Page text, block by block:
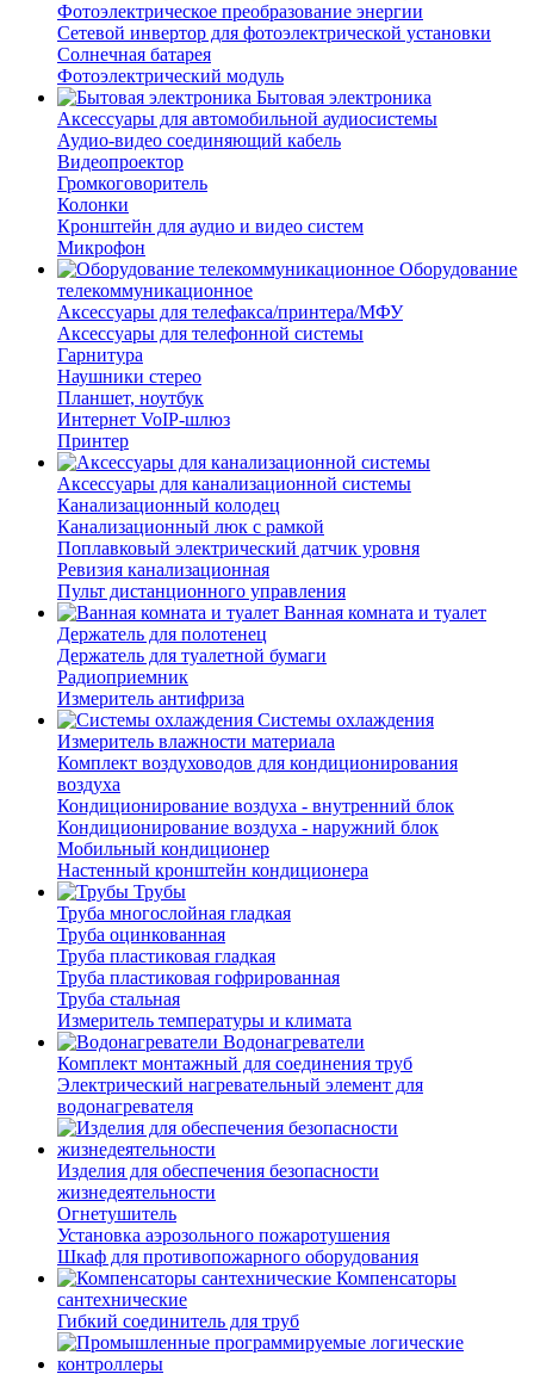
Фотоэлектрическое преобразование энергии
Сетевой инвертор для фотоэлектрической установки
Солнечная батарея
Фотоэлектрический модуль
Бытовая электроника
Аксессуары для автомобильной аудиосистемы
Аудио-видео соединяющий кабель
Видеопроектор
Громкоговоритель
Колонки
Кронштейн для аудио и видео систем
Микрофон
Оборудование
телекоммуникационное
Аксессуары для телефакса/принтера/МФУ
Аксессуары для телефонной системы
Гарнитура
Наушники стерео
Планшет, ноутбук
Интернет VoIP-шлюз
Принтер
Аксессуары для канализационной системы
Канализационный колодец
Канализационный люк с рамкой
Поплавковый электрический датчик уровня
Ревизия канализационная
Пульт дистанционного управления
Ванная комната и туалет
Держатель для полотенец
Держатель для туалетной бумаги
Радиоприемник
Измеритель антифриза
Системы охлаждения
Измеритель влажности материала
Комплект воздуховодов для кондиционирования
воздуха
Кондиционирование воздуха - внутренний блок
Кондиционирование воздуха - наружний блок
Мобильный кондиционер
Настенный кронштейн кондиционера
Трубы
Труба многослойная гладкая
Труба оцинкованная
Труба пластиковая гладкая
Труба пластиковая гофрированная
Труба стальная
Измеритель температуры и климата
Водонагреватели
Комплект монтажный для соединения труб
Электрический нагревательный элемент для
водонагревателя
Изделия для обеспечения безопасности
жизнедеятельности
Огнетушитель
Установка аэрозольного пожаротушения
Шкаф для противопожарного оборудования
Компенсаторы
сантехнические
Гибкий соединитель для труб